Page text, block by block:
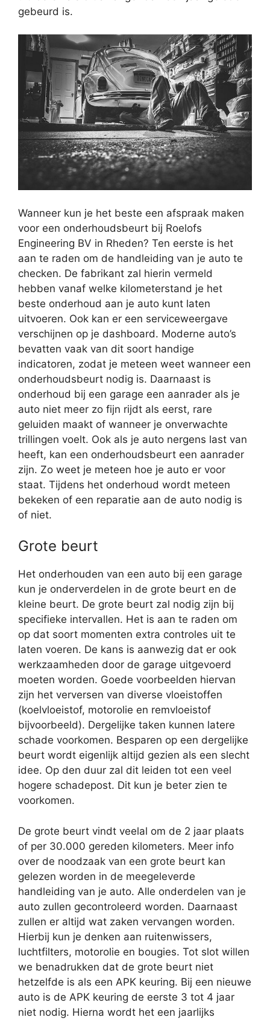
gebeurd is.
Wanneer kun je het beste een afspraak maken
voor een onderhoudsbeurt bij Roelofs
Engineering BV in Rheden? Ten eerste is het
aan te raden om de handleiding van je auto te
checken. De fabrikant zal hierin vermeld
hebben vanaf welke kilometerstand je het
beste onderhoud aan je auto kunt laten
uitvoeren. Ook kan er een serviceweergave
verschijnen op je dashboard. Moderne auto’s
bevatten vaak van dit soort handige
indicatoren, zodat je meteen weet wanneer een
onderhoudsbeurt nodig is. Daarnaast is
onderhoud bij een garage een aanrader als je
auto niet meer zo fijn rijdt als eerst, rare
geluiden maakt of wanneer je onverwachte
trillingen voelt. Ook als je auto nergens last van
heeft, kan een onderhoudsbeurt een aanrader
zijn. Zo weet je meteen hoe je auto er voor
staat. Tijdens het onderhoud wordt meteen
bekeken of een reparatie aan de auto nodig is
of niet.
Grote beurt
Het onderhouden van een auto bij een garage
kun je onderverdelen in de grote beurt en de
kleine beurt. De grote beurt zal nodig zijn bij
specifieke intervallen. Het is aan te raden om
op dat soort momenten extra controles uit te
laten voeren. De kans is aanwezig dat er ook
werkzaamheden door de garage uitgevoerd
moeten worden. Goede voorbeelden hiervan
zijn het verversen van diverse vloeistoffen
(koelvloeistof, motorolie en remvloeistof
bijvoorbeeld). Dergelijke taken kunnen latere
schade voorkomen. Besparen op een dergelijke
beurt wordt eigenlijk altijd gezien als een slecht
idee. Op den duur zal dit leiden tot een veel
hogere schadepost. Dit kun je beter zien te
voorkomen.
De grote beurt vindt veelal om de 2 jaar plaats
of per 30.000 gereden kilometers. Meer info
over de noodzaak van een grote beurt kan
gelezen worden in de meegeleverde
handleiding van je auto. Alle onderdelen van je
auto zullen gecontroleerd worden. Daarnaast
zullen er altijd wat zaken vervangen worden.
Hierbij kun je denken aan ruitenwissers,
luchtfilters, motorolie en bougies. Tot slot willen
we benadrukken dat de grote beurt niet
hetzelfde is als een APK keuring. Bij een nieuwe
auto is de APK keuring de eerste 3 tot 4 jaar
niet nodig. Hierna wordt het een jaarlijks